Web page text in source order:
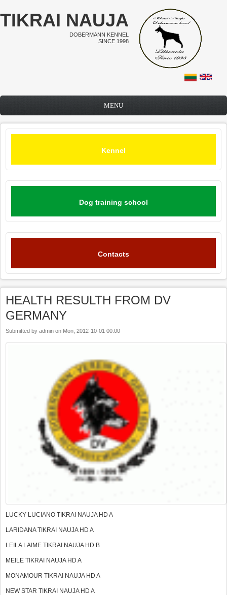
Skip to main content
TIKRAI NAUJA
DOBERMANN KENNEL
SINCE 1998
MENU
Kennel
Dog training school
Contacts
HEALTH RESULTH FROM DV
GERMANY
Submitted by admin on Mon, 2012-10-01 00:00
LUCKY LUCIANO TIKRAI NAUJA HD A
LARIDANA TIKRAI NAUJA HD A
LEILA LAIME TIKRAI NAUJA HD B
MEILE TIKRAI NAUJA HD A
MONAMOUR TIKRAI NAUJA HD A
NEW STAR TIKRAI NAUJA HD A